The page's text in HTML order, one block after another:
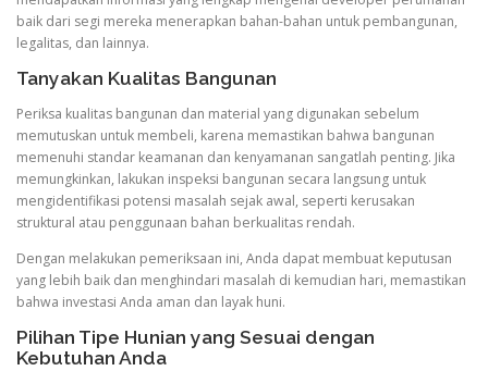
baik dari segi mereka menerapkan bahan-bahan untuk pembangunan,
legalitas, dan lainnya.
Tanyakan Kualitas Bangunan
Periksa kualitas bangunan dan material yang digunakan sebelum
memutuskan untuk membeli, karena memastikan bahwa bangunan
memenuhi standar keamanan dan kenyamanan sangatlah penting. Jika
memungkinkan, lakukan inspeksi bangunan secara langsung untuk
mengidentifikasi potensi masalah sejak awal, seperti kerusakan
struktural atau penggunaan bahan berkualitas rendah.
Dengan melakukan pemeriksaan ini, Anda dapat membuat keputusan
yang lebih baik dan menghindari masalah di kemudian hari, memastikan
bahwa investasi Anda aman dan layak huni.
Pilihan Tipe Hunian yang Sesuai dengan
Kebutuhan Anda